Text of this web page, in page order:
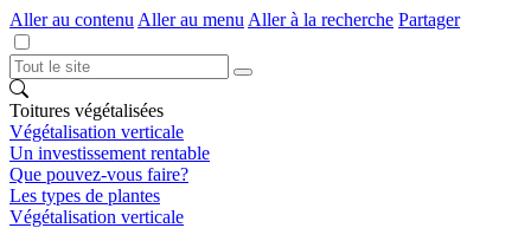
Aller au contenu Aller au menu Aller à la recherche Partager
Toitures végétalisées
Végétalisation verticale
Un investissement rentable
Que pouvez-vous faire?
Les types de plantes
Végétalisation verticale